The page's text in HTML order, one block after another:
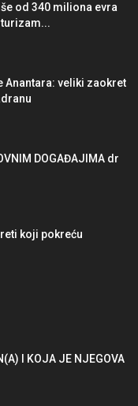
od 340 miliona evra
Anantara: veliki zaokret
DOGAĐAJIMA dr
koji pokreću
I KOJA JE NJEGOVA